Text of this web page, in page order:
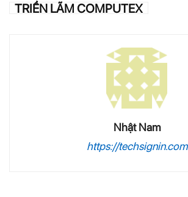
TRIỂN LÃM COMPUTEX
Nhật Nam
https://techsignin.com